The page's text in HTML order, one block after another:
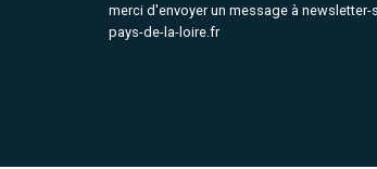
merci d'envoyer un message à newsletter-
pays-de-la-loire.fr